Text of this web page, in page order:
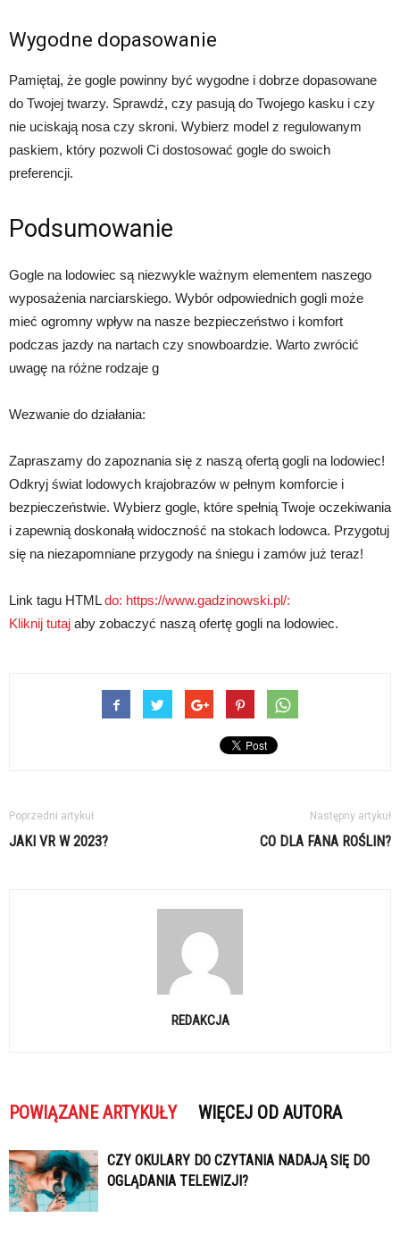
Wygodne dopasowanie
Pamiętaj, że gogle powinny być wygodne i dobrze dopasowane
do Twojej twarzy. Sprawdź, czy pasują do Twojego kasku i czy
nie uciskają nosa czy skroni. Wybierz model z regulowanym
paskiem, który pozwoli Ci dostosować gogle do swoich
preferencji.
Podsumowanie
Gogle na lodowiec są niezwykle ważnym elementem naszego
wyposażenia narciarskiego. Wybór odpowiednich gogli może
mieć ogromny wpływ na nasze bezpieczeństwo i komfort
podczas jazdy na nartach czy snowboardzie. Warto zwrócić
uwagę na różne rodzaje g
Wezwanie do działania:
Zapraszamy do zapoznania się z naszą ofertą gogli na lodowiec!
Odkryj świat lodowych krajobrazów w pełnym komforcie i
bezpieczeństwie. Wybierz gogle, które spełnią Twoje oczekiwania
i zapewnią doskonałą widoczność na stokach lodowca. Przygotuj
się na niezapomniane przygody na śniegu i zamów już teraz!
Link tagu HTMLdo: https://www.gadzinowski.pl/:
Kliknij tutaj aby zobaczyć naszą ofertę gogli na lodowiec.
Poprzedni artykuł
JAKI VR W 2023?
Następny artykuł
CO DLA FANA ROŚLIN?
REDAKCJA
POWIĄZANE ARTYKUŁY WIĘCEJ OD AUTORA
CZY OKULARY DO CZYTANIA NADAJĄ SIĘ DO
OGLĄDANIA TELEWIZJI?